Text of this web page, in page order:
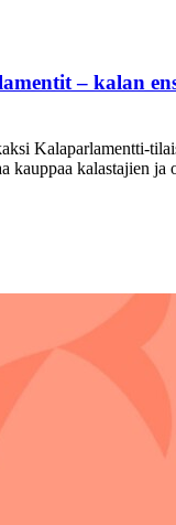
– kalan
Kalaparlamentti-
kauppaa kalastajien ja